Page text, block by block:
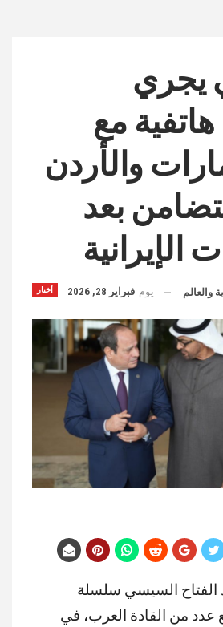
يجري
مع
والأردن
بعد
الإيرانية
أخبار والعالم يوم فبراير 28, 2026
الفتاح السيسي سلسلة
عدد من القادة العرب، في